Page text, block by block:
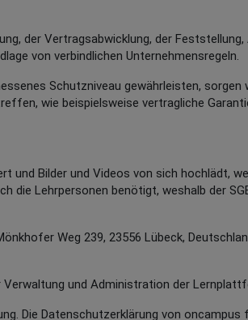
der Vertragsabwicklung, der Feststellung,
von verbindlichen Unternehmensregeln.
Schutzniveau gewährleisten, sorgen
wie beispielsweise vertragliche
und Bilder und Videos von sich hochlädt,
die Lehrpersonen benötigt, weshalb der
Weg 239, 23556 Lübeck,
Verwaltung und Administration der
Die Datenschutzerklärung von oncampus